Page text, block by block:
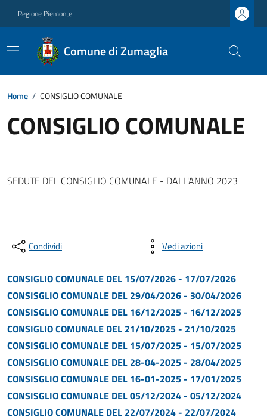
Regione Piemonte
Comune di Zumaglia
Home / CONSIGLIO COMUNALE
CONSIGLIO COMUNALE
SEDUTE DEL CONSIGLIO COMUNALE - DALL'ANNO 2023
Condividi Vedi azioni
CONSIGLIO COMUNALE DEL 15/07/2026 - 17/07/2026
CONSISGLIO COMUNALE DEL 29/04/2026 - 30/04/2026
CONSISGLIO COMUNALE DEL 16/12/2025 - 16/12/2025
CONSIGLIO COMUNALE DEL 21/10/2025 - 21/10/2025
CONSISGLIO COMUNALE DEL 15/07/2025 - 15/07/2025
CONSISGLIO COMUNALE DEL 28-04-2025 - 28/04/2025
CONSISGLIO COMUNALE DEL 16-01-2025 - 17/01/2025
CONSISGLIO COMUNALE DEL 05/12/2024 - 05/12/2024
CONSIGLIO COMUNALE DEL 22/07/2024 - 22/07/2024